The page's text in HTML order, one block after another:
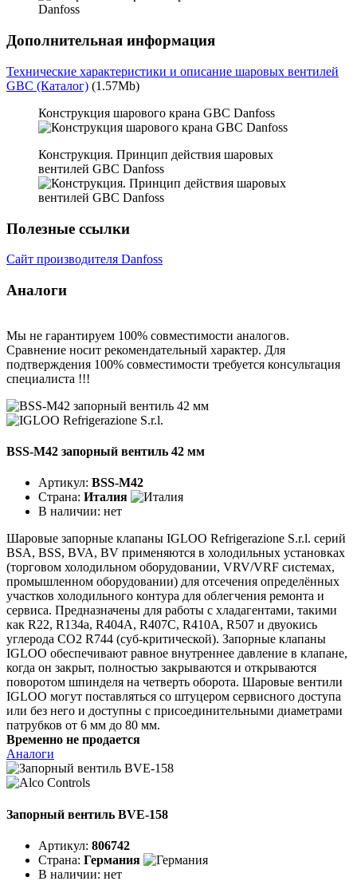
Дополнительная информация
Технические характеристики и описание шаровых вентилей
GBC (Каталог) (1.57Mb)
Конструкция шарового крана GBC Danfoss
Конструкция. Принцип действия шаровых
вентилей GBC Danfoss
Полезные ссылки
Сайт производителя Danfoss
Аналоги
Мы не гарантируем 100% совместимости аналогов.
Сравнение носит рекомендательный характер. Для
подтверждения 100% совместимости требуется консультация
специалиста !!!
BSS-M42 запорный вентиль 42 мм
Артикул: BSS-M42
Страна: Италия
В наличии: нет
Шаровые запорные клапаны IGLOO Refrigerazione S.r.l. серий
BSA, BSS, BVA, BV применяются в холодильных установках
(торговом холодильном оборудовании, VRV/VRF системах,
промышленном оборудовании) для отсечения определённых
участков холодильного контура для облегчения ремонта и
сервиса. Предназначены для работы с хладагентами, такими
как R22, R134a, R404A, R407C, R410A, R507 и двуокись
углерода CO2 R744 (суб-критической). Запорные клапаны
IGLOO обеспечивают равное внутреннее давление в клапане,
когда он закрыт, полностью закрываются и открываются
поворотом шпинделя на четверть оборота. Шаровые вентили
IGLOO могут поставляться со штуцером сервисного доступа
или без него и доступны с присоединительными диаметрами
патрубков от 6 мм до 80 мм.
Временно не продается
Аналоги
Запорный вентиль BVE-158
Артикул: 806742
Страна: Германия
В наличии: нет